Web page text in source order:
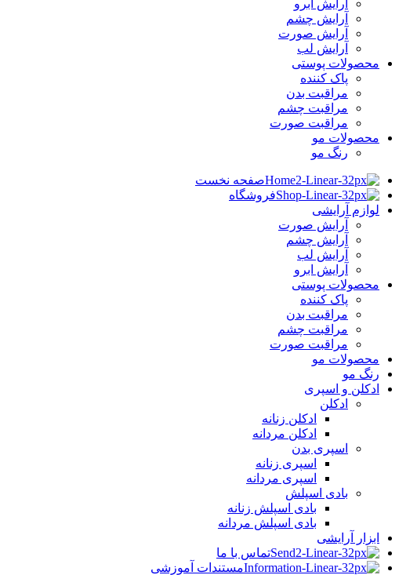
آرایش ابرو
آرایش چشم
آرایش صورت
آرایش لب
محصولات پوستی
پاک کننده
مراقبت بدن
مراقبت چشم
مراقبت صورت
محصولات مو
رنگ مو
صفحه نخست
فروشگاه
لوازم آرایشی
آرایش صورت
آرایش چشم
آرایش لب
آرایش ابرو
محصولات پوستی
پاک کننده
مراقبت بدن
مراقبت چشم
مراقبت صورت
محصولات مو
رنگ مو
ادکلن و اسپری
ادکلن
ادکلن زنانه
ادکلن مردانه
اسپری بدن
اسپری زنانه
اسپری مردانه
بادی اسپلش
بادی اسپلش زنانه
بادی اسپلش مردانه
ابزار آرایشی
تماس با ما
مستندات آموزشی